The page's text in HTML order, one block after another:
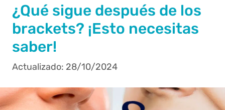
¿Qué sigue después de los
brackets? ¡Esto necesitas
saber!
28/10/2024